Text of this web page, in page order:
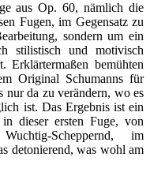
aus Op. 60, nämlich die
Fugen, im Gegensatz zu
sondern um ein
stilistisch und motivisch
Erklärtermaßen bemühten
Original Schumanns für
nur da zu verändern, wo es
ist. Das Ergebnis ist ein
dieser ersten Fuge, von
Scheppernd, im
detonierend, was wohl am